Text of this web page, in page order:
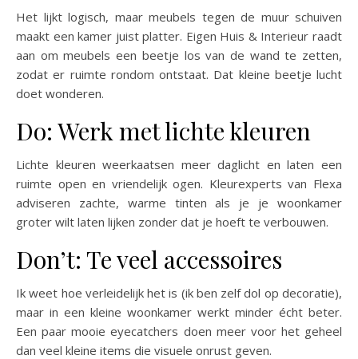
Het lijkt logisch, maar meubels tegen de muur schuiven
maakt een kamer juist platter. Eigen Huis & Interieur raadt
aan om meubels een beetje los van de wand te zetten,
zodat er ruimte rondom ontstaat. Dat kleine beetje lucht
doet wonderen.
Do: Werk met lichte kleuren
Lichte kleuren weerkaatsen meer daglicht en laten een
ruimte open en vriendelijk ogen. Kleurexperts van Flexa
adviseren zachte, warme tinten als je je woonkamer
groter wilt laten lijken zonder dat je hoeft te verbouwen.
Don’t: Te veel accessoires
Ik weet hoe verleidelijk het is (ik ben zelf dol op decoratie),
maar in een kleine woonkamer werkt minder écht beter.
Een paar mooie eyecatchers doen meer voor het geheel
dan veel kleine items die visuele onrust geven.